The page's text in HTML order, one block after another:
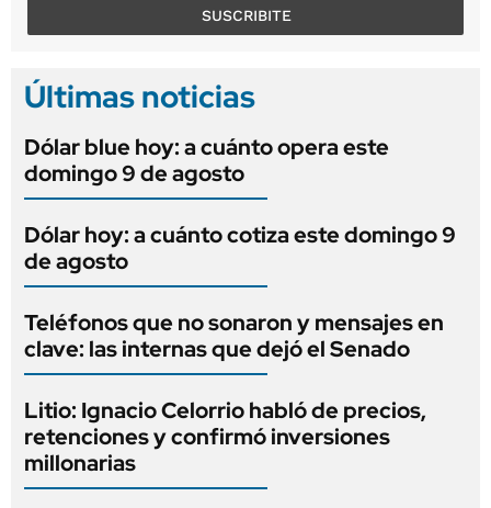
SUSCRIBITE
Últimas noticias
Dólar blue hoy: a cuánto opera este
domingo 9 de agosto
Dólar hoy: a cuánto cotiza este domingo 9
de agosto
Teléfonos que no sonaron y mensajes en
clave: las internas que dejó el Senado
Litio: Ignacio Celorrio habló de precios,
retenciones y confirmó inversiones
millonarias